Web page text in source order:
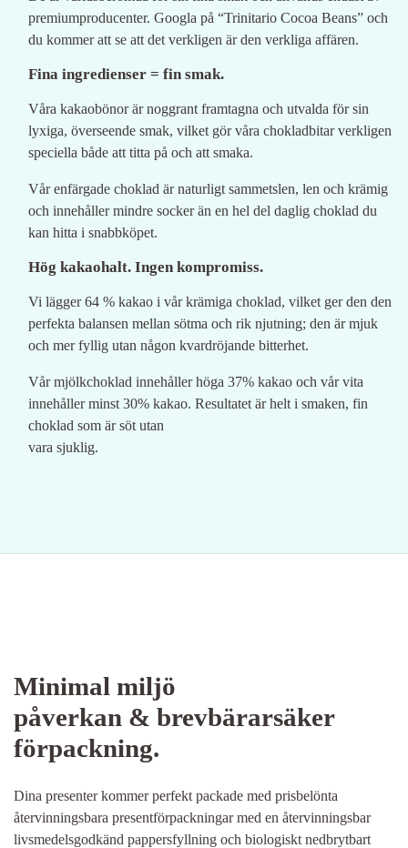
premiumproducenter. Googla på “Trinitario Cocoa Beans” och
du kommer att se att det verkligen är den verkliga affären.
Fina ingredienser = fin smak.
Våra kakaobönor är noggrant framtagna och utvalda för sin
lyxiga, överseende smak, vilket gör våra chokladbitar verkligen
speciella både att titta på och att smaka.
Vår enfärgade choklad är naturligt sammetslen, len och krämig
och innehåller mindre socker än en hel del daglig choklad du
kan hitta i snabbköpet.
Hög kakaohalt. Ingen kompromiss.
Vi lägger 64 % kakao i vår krämiga choklad, vilket ger den den
perfekta balansen mellan sötma och rik njutning; den är mjuk
och mer fyllig utan någon kvardröjande bitterhet.
Vår mjölkchoklad innehåller höga 37% kakao och vår vita
innehåller minst 30% kakao. Resultatet är helt i smaken, fin
choklad som är söt utan
vara sjuklig.
Minimal miljö
påverkan & brevbärarsäker
förpackning.
Dina presenter kommer perfekt packade med prisbelönta
återvinningsbara presentförpackningar med en återvinningsbar
livsmedelsgodkänd pappersfyllning och biologiskt nedbrytbart